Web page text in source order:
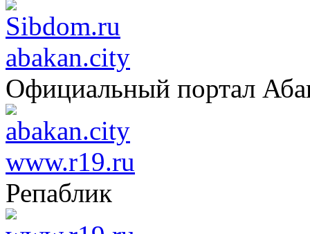
abakan.city
Официальный портал
www.r19.ru
Репаблик